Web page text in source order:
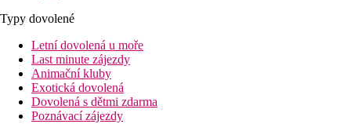
Typy dovolené
Letní dovolená u moře
Last minute zájezdy
Animační kluby
Exotická dovolená
Dovolená s dětmi zdarma
Poznávací zájezdy